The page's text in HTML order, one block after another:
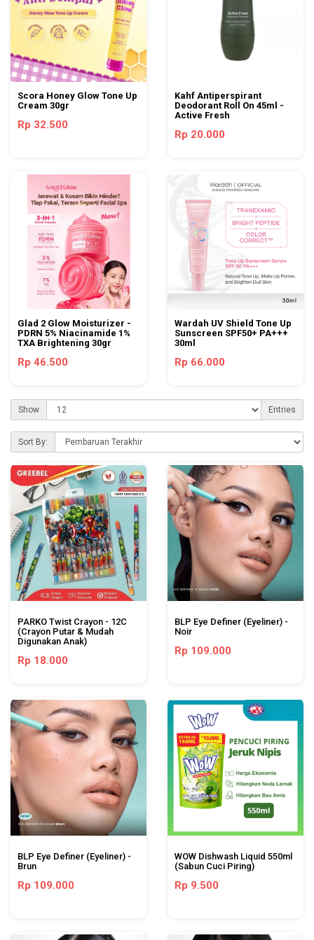
Scora Honey Glow Tone Up
Cream 30gr
Rp 32.500
Kahf Antiperspirant
Deodorant Roll On 45ml -
Active Fresh
Rp 20.000
Glad 2 Glow Moisturizer -
PDRN 5% Niacinamide 1%
TXA Brightening 30gr
Rp 46.500
Wardah UV Shield Tone Up
Sunscreen SPF50+ PA+++
30ml
Rp 66.000
Show Entries
Sort By:
PARKO Twist Crayon - 12C
(Crayon Putar & Mudah
Digunakan Anak)
Rp 18.000
BLP Eye Definer (Eyeliner) -
Noir
Rp 109.000
BLP Eye Definer (Eyeliner) -
Brun
Rp 109.000
WOW Dishwash Liquid 550ml
(Sabun Cuci Piring)
Rp 9.500